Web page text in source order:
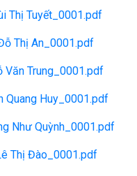
Thị Tuyết_0001.pdf
Thị An_0001.pdf
Trung_0001.pdf
Quang Huy_0001.pdf
Như Quỳnh_0001.pdf
Thị Đào_0001.pdf